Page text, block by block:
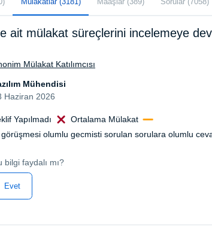
ait mülakat süreçlerini incelemeye
Mülakat Katılımcısı
Mühendisi
Haziran 2026
Yapılmadı
Ortalama Mülakat
görüşmesi olumlu gecmisti sorulan sorulara olumlu
bilgi faydalı mı?
Evet